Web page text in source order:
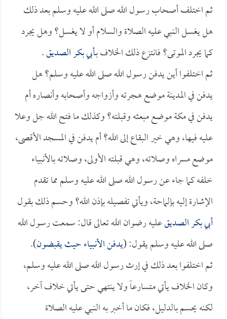
ثم اختلف أصحاب رسول الله صلى الله عليه وسلم بعد ذلك
هل يغسل النبي عليه الصلاة والسلام أو لا يغسل؟ وهل يجرد
كما يجرد الموتى؟ فانتزع ذلك الخلاف بـأبي بكر الصديق.
ثم اختلفوا أين يدفن رسول الله صلى الله عليه وسلم؟ هل
يدفن في المدينة موضع هجرته وأزواجه وأصحابه وأنصاره أم
يدفن في مكة موضع مبعثه وقبلته؟ وكذلك ما فتح الله جل وعلا
عليه فيها، وهي خير البقاع إلى الله؟ أم يدفن في المسجد الأقصى،
موضع مسراه وصلاته، وهي قبلته الأولى، وصلاته بالأنبياء
خلفه كما جاء عن رسول الله صلى الله عليه وسلم مما تقدم
الإشارة إليه بإلماحة، ويأتي تفصيله بإذن الله؟ وحسم ذلك بقول
أبي بكر الصديقعليه رضوان الله تعالى قال: سمعت رسول الله
صلى الله عليه وسلم يقول: (يدفن الأنبياء حيث يقبضون).
ثم اختلفوا بعد ذلك في إرث رسول الله صلى الله عليه وسلم،
وكان الخلاف يأتي متسارعاً ولا ينتهي حتى يأتي خلاف آخر،
لكنه يحسم بالدليل، فكان ما أخبر به النبي عليه الصلاة